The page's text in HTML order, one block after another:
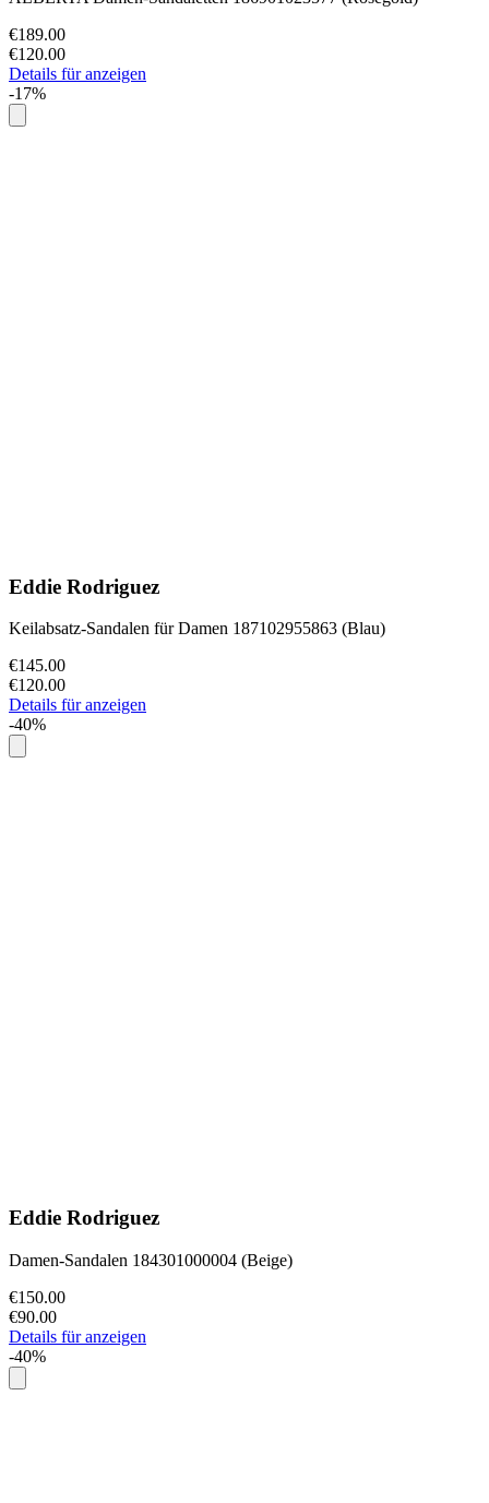
€189.00
€120.00
Details für anzeigen
-17%
Eddie Rodriguez
Keilabsatz-Sandalen für Damen 187102955863 (Blau)
€145.00
€120.00
Details für anzeigen
-40%
Eddie Rodriguez
Damen-Sandalen 184301000004 (Beige)
€150.00
€90.00
Details für anzeigen
-40%